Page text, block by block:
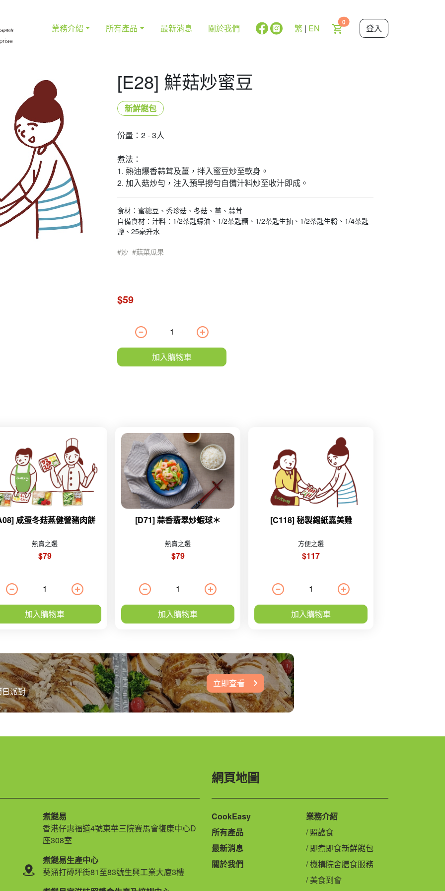
繁 | EN
0
登入
業務介紹 所有產品 最新消息 關於我們
[E28] 鮮菇炒蜜豆
新鮮餸包
份量：2 - 3人
煮法：
1. 熱油爆香蒜茸及薑，拌入蜜豆炒至軟身。
2. 加入菇炒勻，注入預早撈勻自備汁料炒至收汁即成。
食材：蜜糖豆、秀珍菇、冬菇、薑、蒜茸
自備食材：汁料：1/2茶匙蠔油、1/2茶匙糖、1/2茶匙生抽、1/2茶匙生粉、1/4茶匙
鹽、25毫升水
炒 菇菜瓜果
$59
加入購物車
咸蛋冬菇蒸健營豬肉餅
熱賣之選
$79
加入購物車
[D71] 蒜香翡翠炒蝦球＊
熱賣之選
$79
加入購物車
[C118] 秘製錫紙嘉美雞
方便之選
$117
加入購物車
派對
立即查看
煮餸易
香港仔惠福道4號東華三院賽馬會復康中心D
座308室
煮餸易生產中心
葵涌打磚坪街81至83號生興工業大廈3樓
網頁地圖
CookEasy
所有產品
最新消息
關於我們
業務介紹
照護食
即煮即食新鮮餸包
機構院舍膳食服務
美食到會